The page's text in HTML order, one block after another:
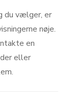
du vælger, er
nøje.
en
eller